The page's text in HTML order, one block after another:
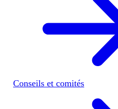
Conseils et comités